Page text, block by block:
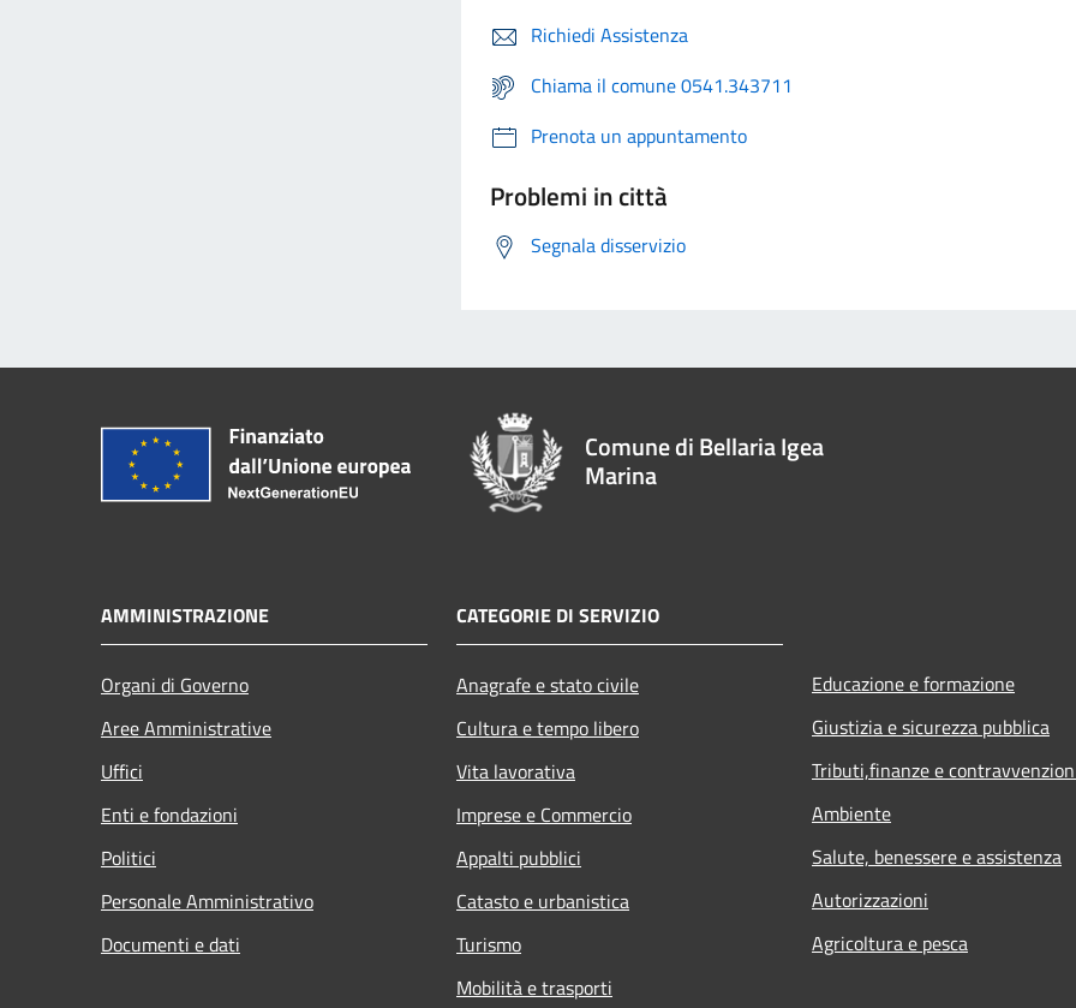
Richiedi Assistenza
Chiama il comune 0541.343711
Prenota un appuntamento
Problemi in città
Segnala disservizio
Comune di Bellaria Igea
Marina
AMMINISTRAZIONE
Organi di Governo
Aree Amministrative
Uffici
Enti e fondazioni
Politici
Personale Amministrativo
Documenti e dati
CATEGORIE DI SERVIZIO
Anagrafe e stato civile
Cultura e tempo libero
Vita lavorativa
Imprese e Commercio
Appalti pubblici
Catasto e urbanistica
Turismo
Mobilità e trasporti
Educazione e formazione
Giustizia e sicurezza pubblica
Tributi,finanze e
Ambiente
Salute, benessere e assistenza
Autorizzazioni
Agricoltura e pesca